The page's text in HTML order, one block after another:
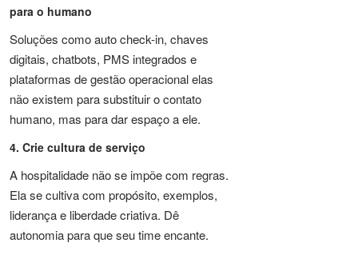
para o humano
Soluções como auto check-in, chaves
digitais, chatbots, PMS integrados e
plataformas de gestão operacional elas
não existem para substituir o contato
humano, mas para dar espaço a ele.
4. Crie cultura de serviço
A hospitalidade não se impõe com regras.
Ela se cultiva com propósito, exemplos,
liderança e liberdade criativa. Dê
autonomia para que seu time encante.